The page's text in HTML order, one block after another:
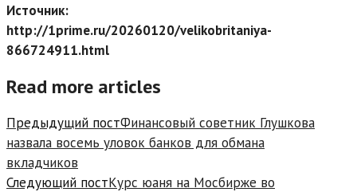
Источник:
http://1prime.ru/20260120/velikobritaniya-
866724911.html
Read more articles
Предыдущий постФинансовый советник Глушкова
назвала восемь уловок банков для обмана
вкладчиков
Следующий постКурс юаня на Мосбирже во